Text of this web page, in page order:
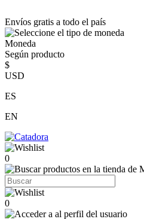
Envíos gratis a todo el país
Moneda
Según producto
$
USD
ES
EN
0
0